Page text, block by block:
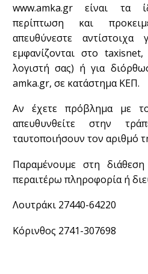
www.amka.gr είναι τα
περίπτωση και
απευθύνεστε
εμφανίζονται στο
λογιστή σας) ή για
amka.gr, σε κατάστημα ΚΕΠ.
Αν έχετε πρόβλημα με
απευθυνθείτε στην
ταυτοποιήσουν τον αριθμό
Παραμένουμε στη
περαιτέρω πληροφορία ή
Λουτράκι 27440-64220
Κόρινθος 2741-307698